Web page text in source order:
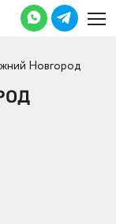
Новгород